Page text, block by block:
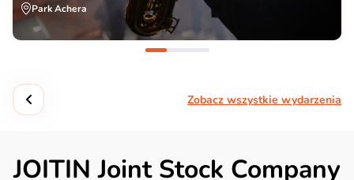
Park Achera
Zobacz wszystkie wydarzenia
JOITIN Joint Stock Company